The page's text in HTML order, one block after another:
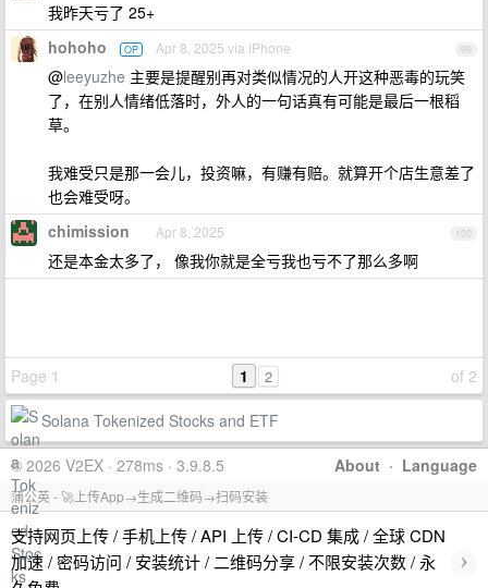
我昨天亏了 25+
99
hohoho OP Apr 8, 2025 via iPhone
@leeyuzhe 主要是提醒别再对类似情况的人开这种恶毒的玩笑
了，在别人情绪低落时，外人的一句话真有可能是最后一根稻
草。
我难受只是那一会儿，投资嘛，有赚有赔。就算开个店生意差了
也会难受呀。
100
chimission Apr 8, 2025
还是本金太多了， 像我你就是全亏我也亏不了那么多啊
Page 1 of 2
1 2
Solana Tokenized Stocks and ETF
About · Language
© 2026 V2EX · 278ms · 3.9.8.5
蒲公英 - 🚀上传App→生成二维码→扫码安装
支持网页上传 / 手机上传 / API 上传 / CI-CD 集成 / 全球 CDN
加速 / 密码访问 / 安装统计 / 二维码分享 / 不限安装次数 / 永
›